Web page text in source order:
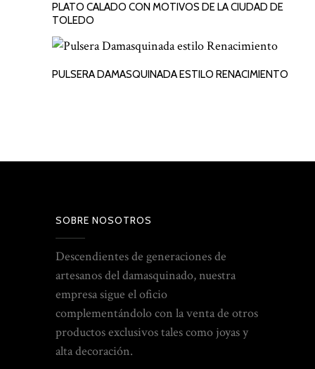
LEER MÁS
PLATO CALADO CON MOTIVOS DE LA CIUDAD DE
TOLEDO
LEER MÁS
PULSERA DAMASQUINADA ESTILO RENACIMIENTO
SOBRE NOSOTROS
Descendientes de generaciones de
artesanos del damasquinado, nuestra
empresa sigue el oficio
complementándolo con la venta de otros
productos exclusivos tales como joyas y
alta decoración.